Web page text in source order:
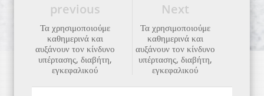
Next
Τα χρησιμοποιούμε
καθημερινά και
αυξάνουν τον κίνδυνο
υπέρτασης, διαβήτη,
εγκεφαλικού
previous
Τα χρησιμοποιούμε
καθημερινά και
αυξάνουν τον κίνδυνο
υπέρτασης, διαβήτη,
εγκεφαλικού